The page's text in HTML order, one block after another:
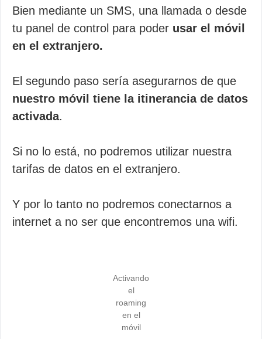
Bien mediante un SMS, una llamada o desde
tu panel de control para poder usar el móvil
en el extranjero.
El segundo paso sería asegurarnos de que
nuestro móvil tiene la itinerancia de datos
activada.
Si no lo está, no podremos utilizar nuestra
tarifas de datos en el extranjero.
Y por lo tanto no podremos conectarnos a
internet a no ser que encontremos una wifi.
Activando
el
roaming
en el
móvil